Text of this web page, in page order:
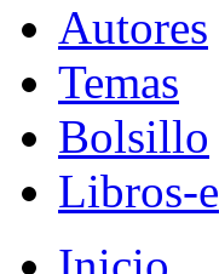
Autores
Temas
Bolsillo
Libros-e